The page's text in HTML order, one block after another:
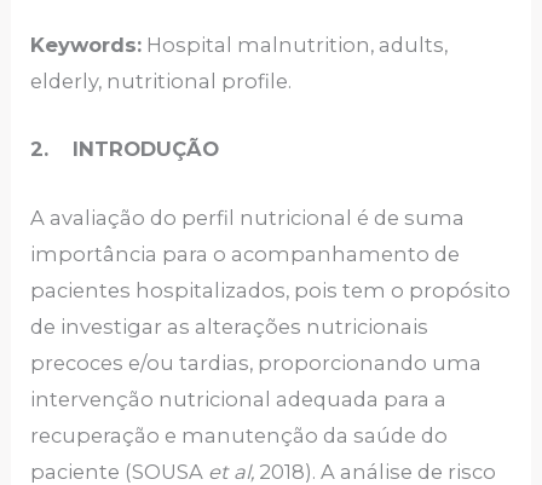
Keywords: Hospital malnutrition, adults,
elderly, nutritional profile.
2. INTRODUÇÃO
A avaliação do perfil nutricional é de suma
importância para o acompanhamento de
pacientes hospitalizados, pois tem o propósito
de investigar as alterações nutricionais
precoces e/ou tardias, proporcionando uma
intervenção nutricional adequada para a
recuperação e manutenção da saúde do
paciente (SOUSA et al, 2018). A análise de risco